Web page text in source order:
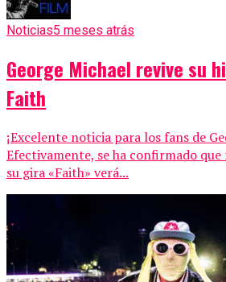
Noticias5 meses atrás
George Michael revive su
Faith
¡Excelente noticia para los fans de
Efectivamente, se ha confirmado
su gira «Faith» verá...